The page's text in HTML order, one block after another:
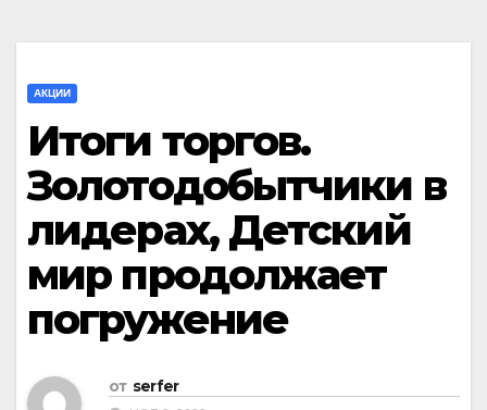
АКЦИИ
Итоги торгов.
Золотодобытчики в
лидерах, Детский
мир продолжает
погружение
от serfer